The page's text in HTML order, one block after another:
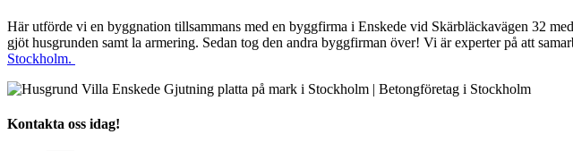
Här utförde vi en byggnation tillsammans med en byggfirma i Enskede vid Skärbläckavägen 32
gjöt husgrunden samt la armering. Sedan tog den andra byggfirman över! Vi är experter på att
Stockholm.
Kontakta oss idag!